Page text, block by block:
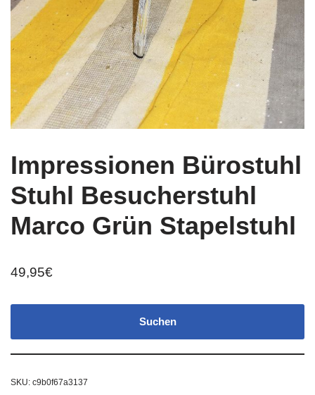
Impressionen Bürostuhl
Stuhl Besucherstuhl
Marco Grün Stapelstuhl
49,95€
Suchen
SKU: c9b0f67a3137